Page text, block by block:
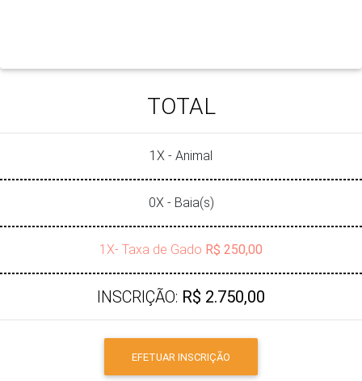
TOTAL
1X - Animal
0X - Baia(s)
1X- Taxa de Gado R$ 250,00
INSCRIÇÃO: R$ 2.750,00
EFETUAR INSCRIÇÃO